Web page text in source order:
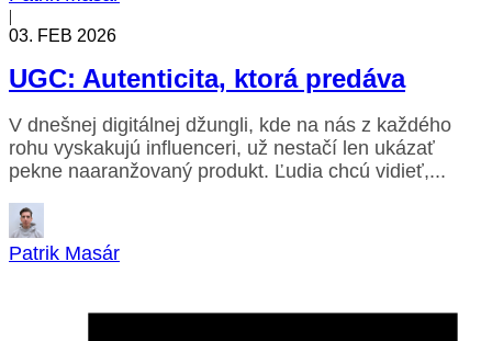
|
03. FEB 2026
UGC: Autenticita, ktorá predáva
V dnešnej digitálnej džungli, kde na nás z každého
rohu vyskakujú influenceri, už nestačí len ukázať
pekne naaranžovaný produkt. Ľudia chcú vidieť,...
Patrik Masár